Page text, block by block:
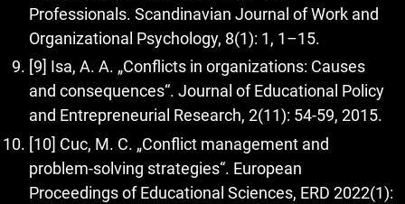
Professionals. Scandinavian Journal of Work and
Organizational Psychology, 8(1): 1, 1–15.
[9] Isa, A. A. „Conflicts in organizations: Causes
and consequences“. Journal of Educational Policy
and Entrepreneurial Research, 2(11): 54-59, 2015.
[10] Cuc, M. C. „Conflict management and
problem-solving strategies“. European
Proceedings of Educational Sciences, ERD 2022(1):